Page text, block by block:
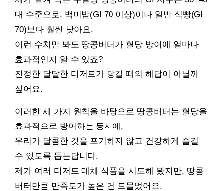
대 수준으로, 백미밥(GI 70 이상)이나 일반 식빵(GI
70)보다 훨씬 낮아요.
이런 수치만 봐도 땅콩버터가 혈당 방어에 얼마나
효과적인지 알 수 있죠?
진정한 달달한 디저트가 당길 때의 해답이 아닐까
싶어요.
이러한 세 가지 원칙을 바탕으로 땅콩버터는 혈당을
효과적으로 방어하는 동시에,
우리가 달콤한 것을 포기하지 않고 건강하게 즐길
수 있도록 돕는답니다.
제가 여러 디저트 대체 식품을 시도해 봤지만, 땅콩
버터만큼 만족도가 높은 건 드물었어요.